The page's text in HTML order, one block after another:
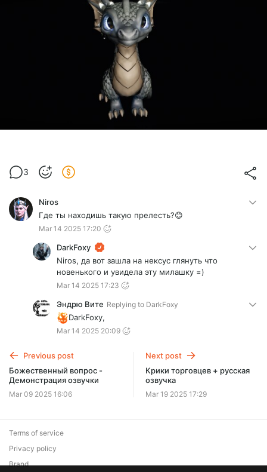
3
Niros
Где ты находишь такую прелесть?😊
Mar 14 2025 17:20
DarkFoxy
Niros, да вот зашла на нексус глянуть что
новенького и увидела эту милашку =)
Mar 14 2025 17:23
Эндрю Вите Replying to DarkFoxy
DarkFoxy,
Mar 14 2025 20:09
Previous post
Божественный вопрос -
Демонстрация озвучки
Mar 09 2025 16:06
Next post
Крики торговцев + русская
озвучка
Mar 19 2025 17:29
Terms of service
Privacy policy
Brand